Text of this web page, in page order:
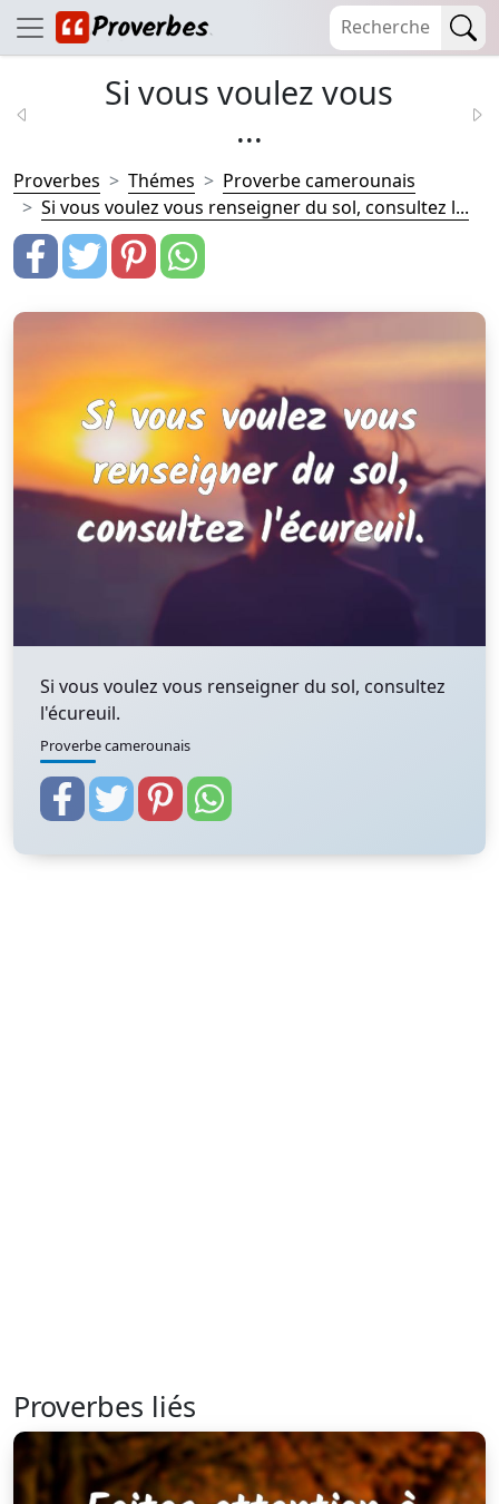
Si vous voulez vous
...
Proverbes Thémes
Proverbe camerounais
Si vous voulez vous renseigner du sol, consultez l...
Si vous voulez vous renseigner du sol, consultez
l'écureuil.
Proverbe camerounais
Proverbes liés